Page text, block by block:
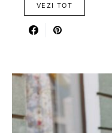
VEZI TOT